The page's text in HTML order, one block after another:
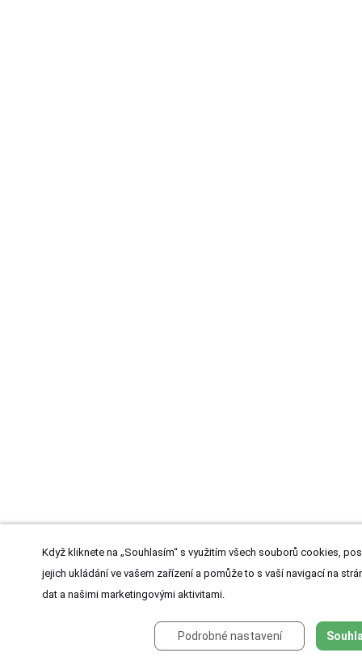
Když kliknete na „Souhlasím“ s využitím všech souborů cookies,
jejich ukládání ve vašem zařízení a pomůže to s vaší navigací na
dat a našimi marketingovými aktivitami.
Podrobné nastavení